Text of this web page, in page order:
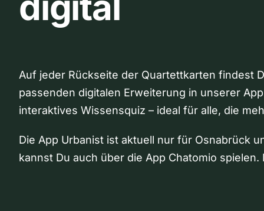
Auf jeder Rückseite der Quartettkarten findest
passenden digitalen Erweiterung in unserer
interaktives Wissensquiz – ideal für alle, die
Die App Urbanist ist aktuell nur für Osnabrück
kannst Du auch über die App Chatomio